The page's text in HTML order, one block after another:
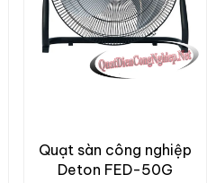
Quạt sàn công nghiệp
Deton FED-50G